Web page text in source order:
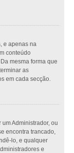
e apenas na
conteúdo
mesma forma que
as
em cada secção.
Administrador, ou
encontra trancado,
lo, e qualquer
e